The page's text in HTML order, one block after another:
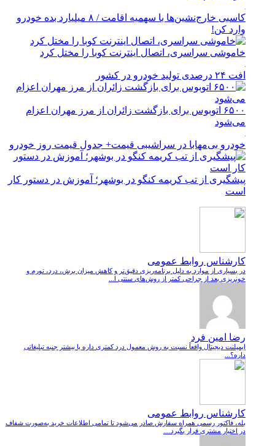
کاسبی خارج‌نشین‌ها با سهمیه اقامت / ۸ میلیارد بده خودرو
وارد کن!
خاموشی سراسری، اتصال اینترنت کوبا را مختل کرد
افت ۲۴ درصدی تولید خودرو در کشور
۶۵۰۰ اتوبوس برای بازگشت زائران از مرز مهران اعزام
می‌شود
خودرو بی‌مهابا در سراشیبی قیمت+ جدول قیمت روز خودرو
پیشگیری از تب کریمه کنگو در بوشهر؛ آموزش در دستور کار
است
کارشناس روابط عمومی
در بسیاری از موارد به دلیل برنامه‌ریزی دقیق‌تر و کاهش میزان برش، درد، تورم و
خونریزی بعد از جراحی کمتر از روش‌های سنتی ا...
رضا امین فرد
ایمپلنت دیجیتال واقعاً نسبت به روش معمول درد کمتری داره یا بیشتر جنبه تبلیغاتی
داره؟...
کارشناس روابط عمومی
بله، فاکتور رسمی همراه سفارش صادر می‌شود تا تمامی اطلاعات خرید به‌صورت شفاف
در اختیار مشتری قرار بگیرد....